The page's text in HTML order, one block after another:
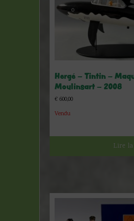
Hergé – Tintin –
Moulinsart – 2008
€ 600,00
Vendu
Lire